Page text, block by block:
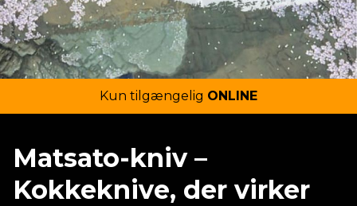
Kun tilgængelig ONLINE
Matsato-kniv –
Kokkeknive, der virker